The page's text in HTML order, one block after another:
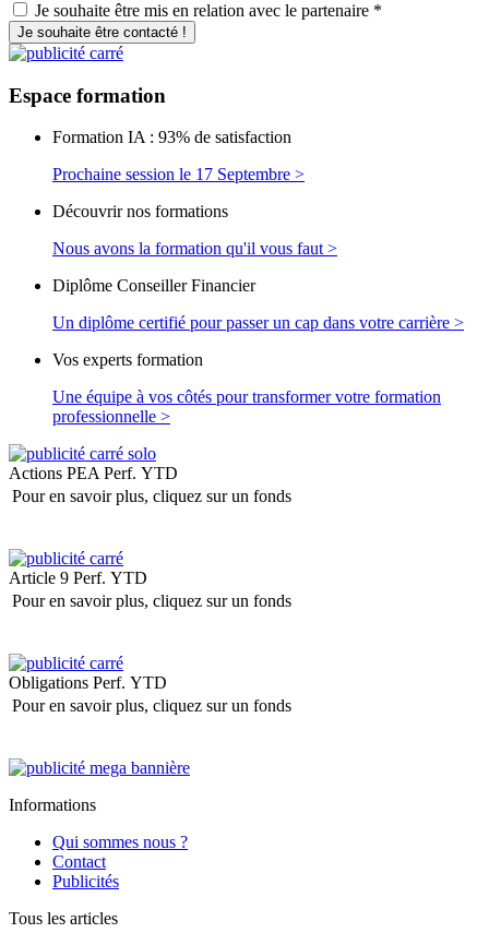
Je souhaite être mis en relation avec le partenaire *
Je souhaite être contacté !
Espace formation
Formation IA : 93% de satisfaction
Prochaine session le 17 Septembre >
Découvrir nos formations
Nous avons la formation qu'il vous faut >
Diplôme Conseiller Financier
Un diplôme certifié pour passer un cap dans votre carrière >
Vos experts formation
Une équipe à vos côtés pour transformer votre formation
professionnelle >
Actions PEA Perf. YTD
Pour en savoir plus, cliquez sur un fonds
Article 9 Perf. YTD
Pour en savoir plus, cliquez sur un fonds
Obligations Perf. YTD
Pour en savoir plus, cliquez sur un fonds
Informations
Qui sommes nous ?
Contact
Publicités
Tous les articles